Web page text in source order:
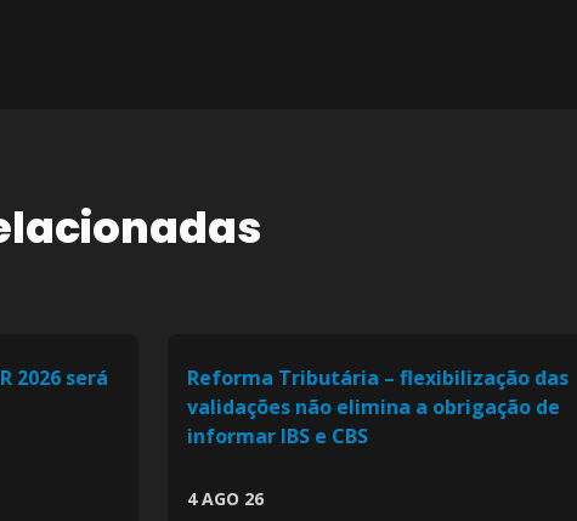
2026 será
Reforma Tributária – flexibilização das
validações não elimina a obrigação de
informar IBS e CBS
4 AGO 26